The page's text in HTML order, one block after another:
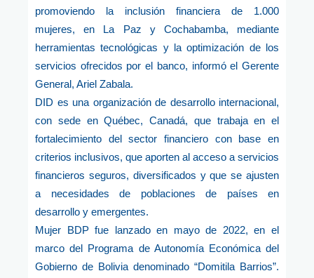
promoviendo la inclusión financiera de 1.000
mujeres, en La Paz y Cochabamba, mediante
herramientas tecnológicas y la optimización de los
servicios ofrecidos por el banco, informó el Gerente
General, Ariel Zabala.
DID es una organización de desarrollo internacional,
con sede en Québec, Canadá, que trabaja en el
fortalecimiento del sector financiero con base en
criterios inclusivos, que aporten al acceso a servicios
financieros seguros, diversificados y que se ajusten
a necesidades de poblaciones de países en
desarrollo y emergentes.
Mujer BDP fue lanzado en mayo de 2022, en el
marco del Programa de Autonomía Económica del
Gobierno de Bolivia denominado “Domitila Barrios”.